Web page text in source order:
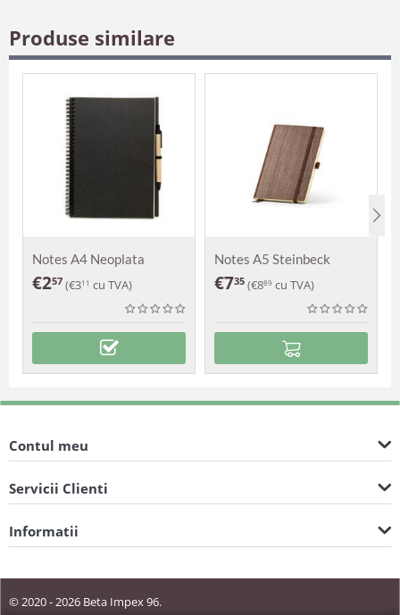
Produse similare
Notes A4 Neoplata
€257 (€311 cu TVA)
Notes A5 Steinbeck
€735 (€889 cu TVA)
Contul meu
Servicii Clienti
Informatii
© 2020 - 2026 Beta Impex 96.